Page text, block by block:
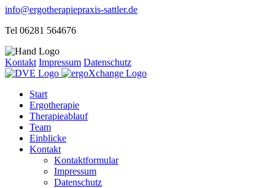
info@ergotherapiepraxis-sattler.de
Tel 06281 564676
Kontakt Impressum Datenschutz
Start
Ergotherapie
Therapieablauf
Team
Einblicke
Kontakt
Kontaktformular
Impressum
Datenschutz